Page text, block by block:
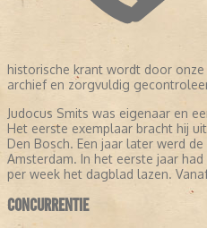
historische krant wordt door
archief en zorgvuldig
Judocus Smits was eigenaar en
Het eerste exemplaar bracht hij
Den Bosch. Een jaar later werd
Amsterdam. In het eerste jaar had
per week het dagblad lazen.
CONCURRENTIE